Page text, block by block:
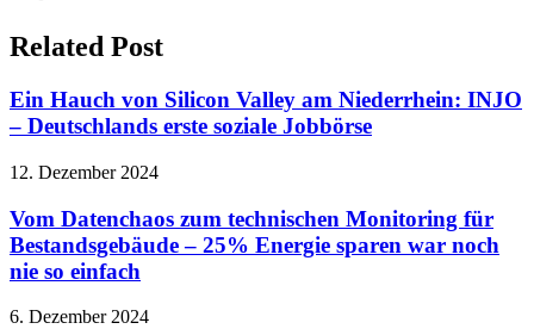
Related Post
Ein Hauch von Silicon Valley am Niederrhein: INJO
– Deutschlands erste soziale Jobbörse
12. Dezember 2024
Vom Datenchaos zum technischen Monitoring für
Bestandsgebäude – 25% Energie sparen war noch
nie so einfach
6. Dezember 2024